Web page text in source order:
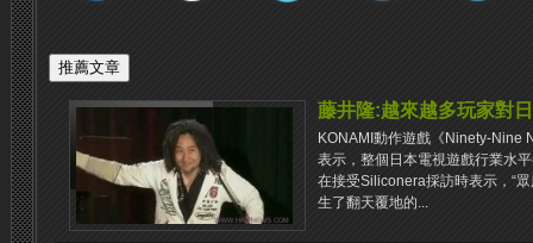
藤井隆:越來越多玩家對
KONAMI動作遊戲《Ninety-Nine
表示，整個日本電視遊戲行業水
在接受Siliconera採訪時表示，“
生了翻天覆地的...